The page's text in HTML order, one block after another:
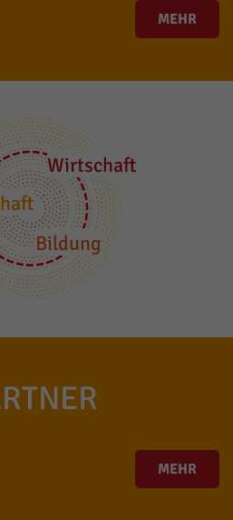
MEHR
Wirtschaft
Bildung
MEHR